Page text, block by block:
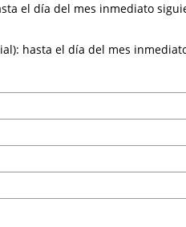
el día del mes inmediato
hasta el día del mes